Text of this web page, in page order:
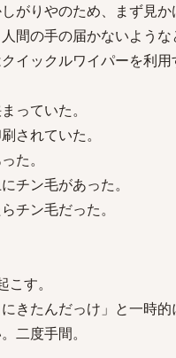
がりやのため、まず見
間の手の届かないよう
イックルワイパーを利用
っていた。
されていた。
た。
チン毛があった。
チン毛だった。
す。
きたんだっけ」と一時
二度手間。